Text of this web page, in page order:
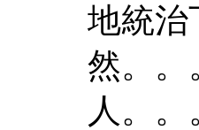
地統治
然。。
人。